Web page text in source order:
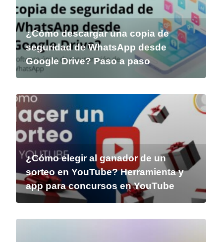
¿Cómo descargar una copia de
seguridad de WhatsApp desde
Google Drive? Paso a paso
¿Cómo elegir al ganador de un
sorteo en YouTube? Herramienta y
app para concursos en YouTube